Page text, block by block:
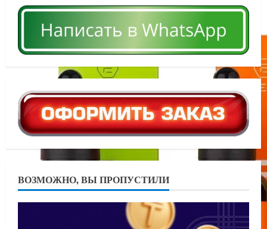
ВОЗМОЖНО, ВЫ ПРОПУСТИЛИ